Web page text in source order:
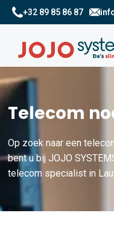
+32 89 85 86 87
Telecom
Op zoek naar een
bent u bij JOJO
telecom specialist in